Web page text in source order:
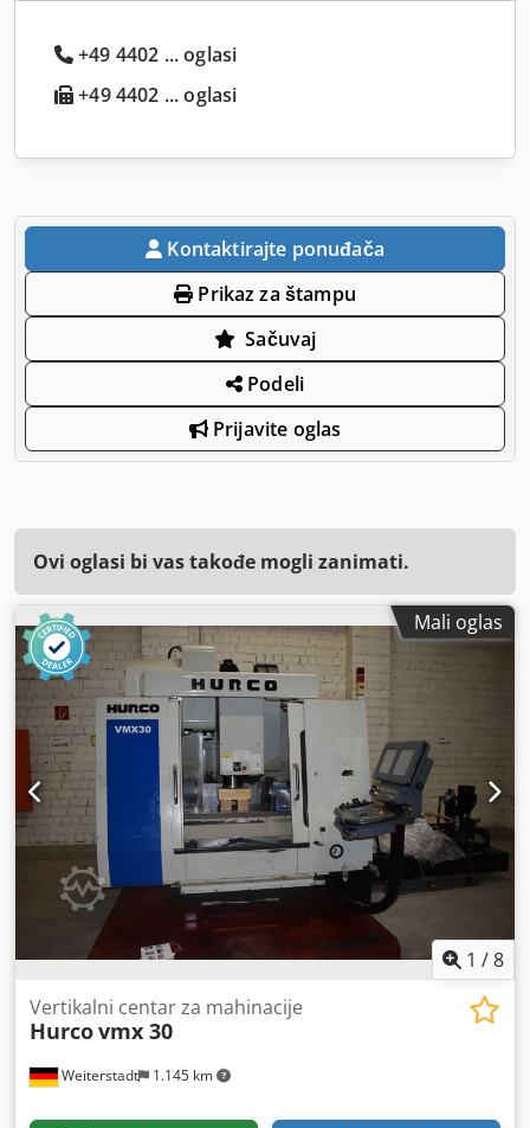
+49 4402 ... oglasi
+49 4402 ... oglasi
Kontaktirajte ponuđača
Prikaz za štampu
Sačuvaj
Podeli
Prijavite oglas
Ovi oglasi bi vas takođe mogli zanimati.
Mali oglas
1 /8
Weiterstadt 1.145 km
Vertikalni centar za mahinacije
Hurcovmx 30